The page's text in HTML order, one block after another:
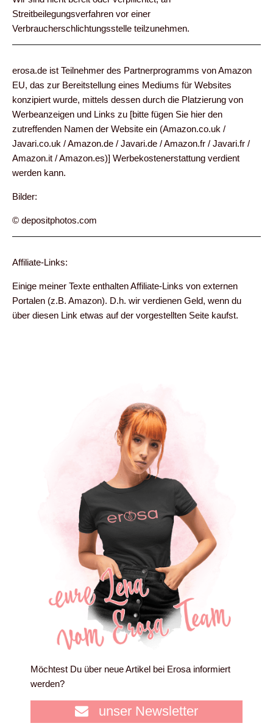
Streitbeilegungsverfahren vor einer
Verbraucherschlichtungsstelle teilzunehmen.
erosa.de ist Teilnehmer des Partnerprogramms von Amazon
EU, das zur Bereitstellung eines Mediums für Websites
konzipiert wurde, mittels dessen durch die Platzierung von
Werbeanzeigen und Links zu [bitte fügen Sie hier den
zutreffenden Namen der Website ein (Amazon.co.uk /
Javari.co.uk / Amazon.de / Javari.de / Amazon.fr / Javari.fr /
Amazon.it / Amazon.es)] Werbekostenerstattung verdient
werden kann.
Bilder:
© depositphotos.com
Affiliate-Links:
Einige meiner Texte enthalten Affiliate-Links von externen
Portalen (z.B. Amazon). D.h. wir verdienen Geld, wenn du
über diesen Link etwas auf der vorgestellten Seite kaufst.
Möchtest Du über neue Artikel bei Erosa informiert
werden?
unser Newsletter